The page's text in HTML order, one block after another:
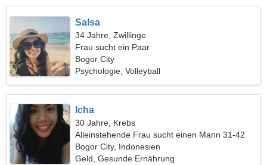
Salsa
34 Jahre, Zwillinge
Frau sucht ein Paar
Bogor City
Psychologie, Volleyball
Icha
30 Jahre, Krebs
Alleinstehende Frau sucht einen Mann 31-42
Bogor City, Indonesien
Geld, Gesunde Ernährung